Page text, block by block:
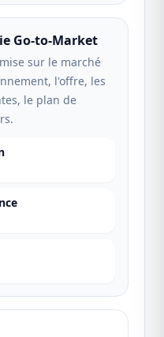
Go-to-Market
sur le marché
l'offre, les
le plan de